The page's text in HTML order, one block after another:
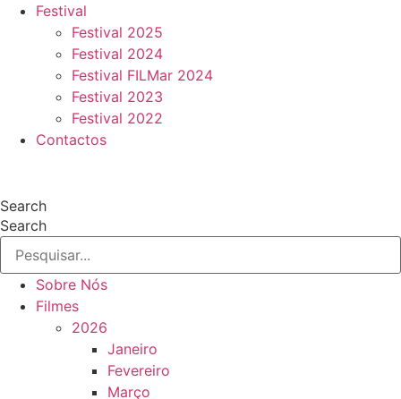
Festival
Festival 2025
Festival 2024
Festival FILMar 2024
Festival 2023
Festival 2022
Contactos
Search
Search
Sobre Nós
Filmes
2026
Janeiro
Fevereiro
Março